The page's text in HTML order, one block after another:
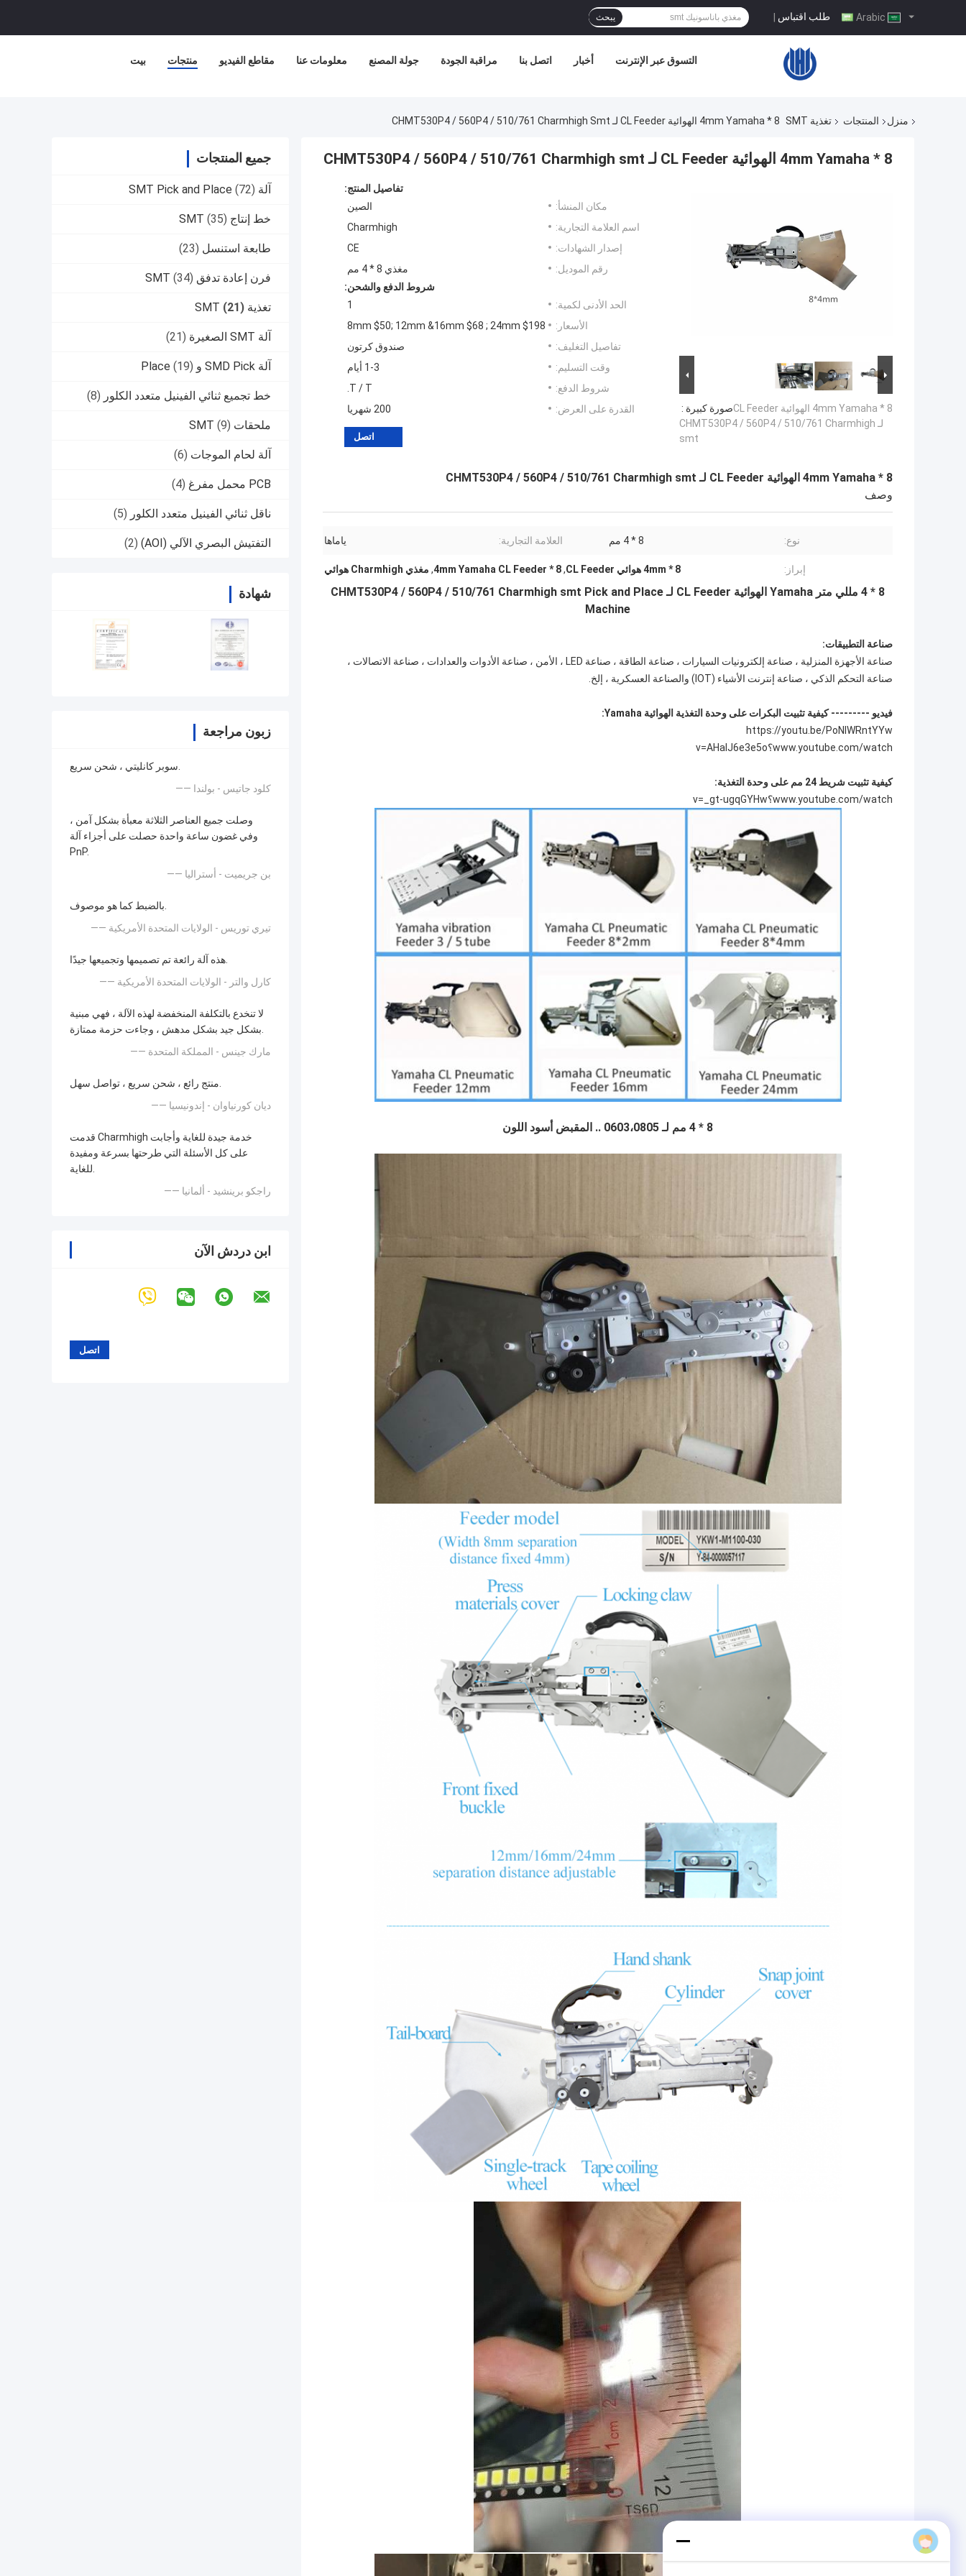
طلب اقتباس | يبحث
بيت منتجات مقاطع الفيديو معلومات عنا جولة المصنع مراقبة الجودة اتصل بنا أخبار التسوق عبر الإنترنت
منزل المنتجات تغذية SMT 8 * 4mm Yamaha الهوائية CL Feeder لـ CHMT530P4 / 560P4 / 510/761 Charmhigh Smt
جميع المنتجات
آلة SMT Pick and Place (72)
خط إنتاج SMT (35)
طابعة استنسل (23)
فرن إعادة تدفق SMT (34)
تغذية SMT (21)
آلة SMT الصغيرة (21)
آلة SMD Pick و Place (19)
خط تجميع ثنائي الفينيل متعدد الكلور (8)
ملحقات SMT (9)
آلة لحام الموجات (6)
PCB محمل مفرغ (4)
ناقل ثنائي الفينيل متعدد الكلور (5)
التفتيش البصري الآلي (AOI) (2)
شهادة
زبون مراجعة
سوبر كانليتي ، شحن سريع.
—— كلود جاتيس - بولندا
وصلت جميع العناصر الثلاثة معبأة بشكل آمن ،
وفي غضون ساعة واحدة حصلت على أجزاء آلة
PnP.
—— بن جريميت - أستراليا
بالضبط كما هو موصوف.
—— تيري توريس - الولايات المتحدة الأمريكية
هذه آلة رائعة تم تصميمها وتجميعها جيدًا.
—— كارل والتر - الولايات المتحدة الأمريكية
لا تنخدع بالتكلفة المنخفضة لهذه الآلة ، فهي مبنية
بشكل جيد بشكل مدهش ، وجاءت حزمة ممتازة.
—— مارك جينس - المملكة المتحدة
منتج رائع ، شحن سريع ، تواصل سهل.
—— ديان كورنياوان - إندونيسيا
قدمت Charmhigh خدمة جيدة للغاية وأجابت
على كل الأسئلة التي طرحتها بسرعة ومفيدة
للغاية.
—— راجكو برينشيد - ألمانيا
ابن دردش الآن
8 * 4mm Yamaha الهوائية CL Feeder لـ CHMT530P4 / 560P4 / 510/761 Charmhigh smt
صورة كبيرة :8 * 4mm Yamaha الهوائية CL Feeder
لـ CHMT530P4 / 560P4 / 510/761 Charmhigh
smt
تفاصيل المنتج:
مكان المنشأ:
الصين
اسم العلامة التجارية:
Charmhigh
إصدار الشهادات:
CE
رقم الموديل:
مغذي 8 * 4 مم
شروط الدفع والشحن:
الحد الأدنى لكمية:
1
الأسعار:
8mm $50; 12mm &16mm $68 ; 24mm $198
تفاصيل التغليف:
صندوق كرتون
وقت التسليم:
1-3 أيام
شروط الدفع:
T / T.
القدرة على العرض:
200 شهريا
اتصل
8 * 4mm Yamaha الهوائية CL Feeder لـ CHMT530P4 / 560P4 / 510/761 Charmhigh smt
وصف
نوع: 8 * 4 مم العلامة التجارية: ياماها
إبراز: 8 * 4mm هوائي CL Feeder ,
8 * 4mm Yamaha CL Feeder
, مغذي Charmhigh هوائي
8 * 4 مللي متر Yamaha الهوائية CL Feeder لـ CHMT530P4 / 560P4 / 510/761 Charmhigh smt Pick and Place
Machine
صناعة التطبيقات:
صناعة الأجهزة المنزلية ، صناعة إلكترونيات السيارات ، صناعة الطاقة ، صناعة LED ، الأمن ، صناعة الأدوات والعدادات ، صناعة الاتصالات ،
صناعة التحكم الذكي ، صناعة إنترنت الأشياء (IOT) والصناعة العسكرية ، إلخ.
فيديو --------- كيفية تثبيت البكرات على وحدة التغذية الهوائية Yamaha:
https://youtu.be/PoNIWRntYYw
www.youtube.com/watch؟v=AHalJ6e3e5o
كيفية تثبيت شريط 24 مم على وحدة التغذية:
www.youtube.com/watch؟v=_gt-ugqGYHw
8 * 4 مم لـ 0603،0805 .. المقبض أسود اللون